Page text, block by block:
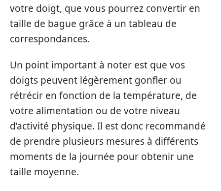
votre doigt, que vous pourrez convertir en
taille de bague grâce à un tableau de
correspondances.
Un point important à noter est que vos
doigts peuvent légèrement gonfler ou
rétrécir en fonction de la température, de
votre alimentation ou de votre niveau
d’activité physique. Il est donc recommandé
de prendre plusieurs mesures à différents
moments de la journée pour obtenir une
taille moyenne.